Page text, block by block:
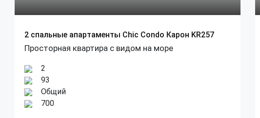
2 спальные апартаменты Chic Condo Карон KR257
Просторная квартира с видом на море
2
93
Общий
700